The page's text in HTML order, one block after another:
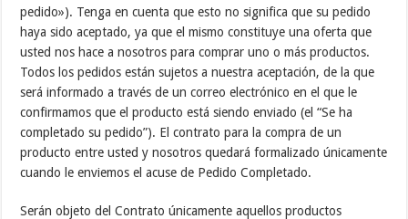
pedido»). Tenga en cuenta que esto no significa que su pedido
haya sido aceptado, ya que el mismo constituye una oferta que
usted nos hace a nosotros para comprar uno o más productos.
Todos los pedidos están sujetos a nuestra aceptación, de la que
será informado a través de un correo electrónico en el que le
confirmamos que el producto está siendo enviado (el “Se ha
completado su pedido”). El contrato para la compra de un
producto entre usted y nosotros quedará formalizado únicamente
cuando le enviemos el acuse de Pedido Completado.
Serán objeto del Contrato únicamente aquellos productos